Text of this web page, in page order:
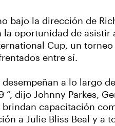
bajo la dirección de
oportunidad de asistir
Cup, un
entre sí.
a lo largo
dijo Johnny Parkes,
capacitación
a Julie Bliss Beal y a